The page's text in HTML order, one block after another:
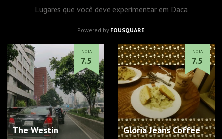
Lugares que você deve experimentar em Daca
Powered by FOUSQUARE
The Westin
NOTA
7.5
Gloria Jeans Coffee
NOTA
7.5